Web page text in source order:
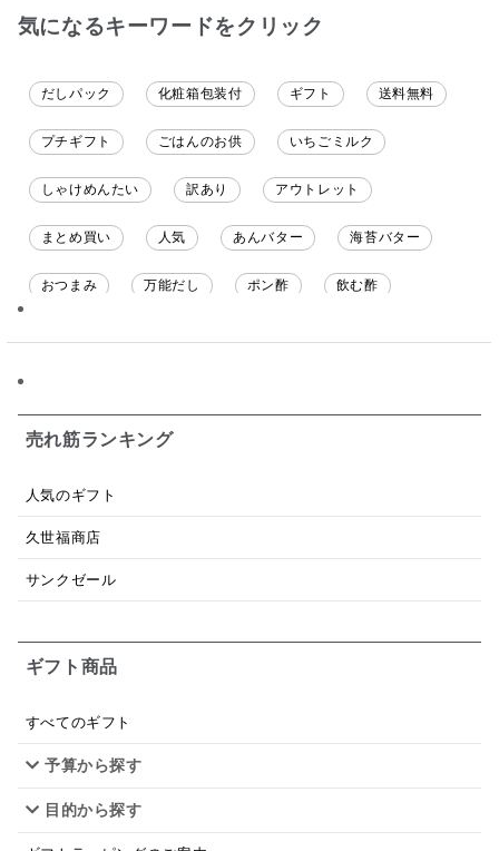
気になるキーワードをクリック
だしパック 化粧箱包装付 ギフト 送料無料
プチギフト ごはんのお供 いちごミルク
しゃけめんたい 訳あり アウトレット
まとめ買い 人気 あんバター 海苔バター
おつまみ 万能だし ポン酢 飲む酢
パスタソース 醤油
日本ワイン
あごだし
ドレッシング
和塩 混ぜご飯の素
韓国 贅沢ごはん
売れ筋ランキング
人気のギフト
久世福商店
サンクゼール
ギフト商品
すべてのギフト
予算から探す
目的から探す